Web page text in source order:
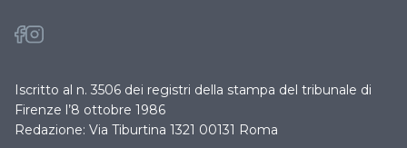
Iscritto al n. 3506 dei registri della stampa del tribunale di
Firenze l’8 ottobre 1986
Redazione: Via Tiburtina 1321 00131 Roma